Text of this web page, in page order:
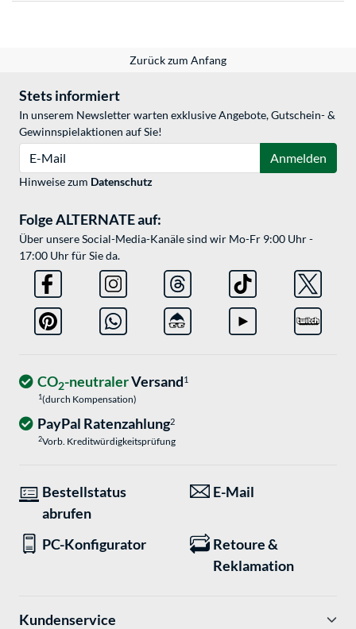
Zurück zum Anfang
Stets informiert
In unserem Newsletter warten exklusive Angebote, Gutschein- &
Gewinnspielaktionen auf Sie!
Anmelden
Hinweise zum Datenschutz
Folge ALTERNATE auf:
Über unsere Social-Media-Kanäle sind wir Mo-Fr 9:00 Uhr -
17:00 Uhr für Sie da.
CO2-neutralerVersand1
1(durch Kompensation)
PayPal Ratenzahlung2
2Vorb. Kreditwürdigkeitsprüfung
Bestellstatus
abrufen
E-Mail
PC-Konfigurator
Retoure &
Reklamation
Kundenservice